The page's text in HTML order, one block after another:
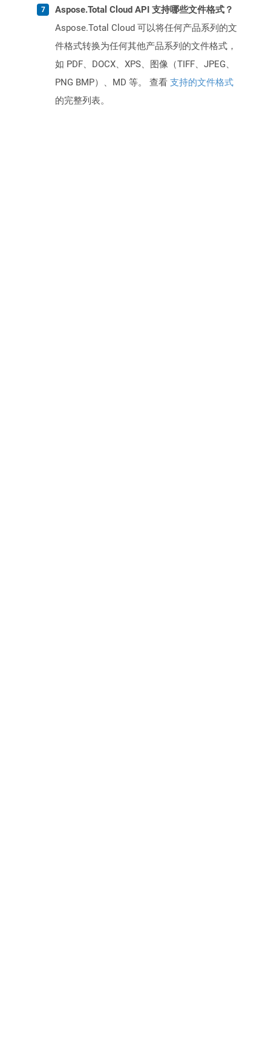
Aspose.Total Cloud API 支持哪些文件格式？
Aspose.Total Cloud 可以将任何产品系列的文
件格式转换为任何其他产品系列的文件格式，
如 PDF、DOCX、XPS、图像（TIFF、JPEG、
PNG BMP）、MD 等。 查看 支持的文件格式
的完整列表。